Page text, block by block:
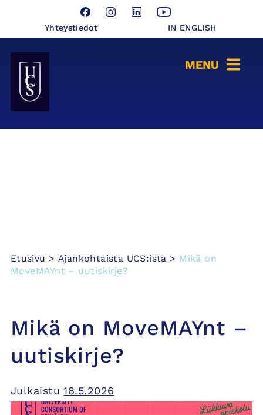
FacebookInstagram
LinkedInYouTube
Yhteystiedot IN ENGLISH
Seinäjoen Yliopistokeskus UCSin etusivulle
Etusivu >Ajankohtaista UCS:ista > Mikä on
MoveMAYnt – uutiskirje?
Mikä on MoveMAYnt –
uutiskirje?
Julkaistu18.5.2026